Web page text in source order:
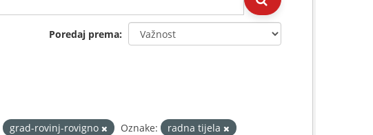
Poredaj prema
grad-rovinj-rovigno Oznake:
radna tijela